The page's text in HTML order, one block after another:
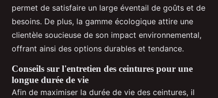
permet de satisfaire un large éventail de goûts et de
besoins. De plus, la gamme écologique attire une
clientèle soucieuse de son impact environnemental,
offrant ainsi des options durables et tendance.
Conseils sur l'entretien des ceintures pour une
longue durée de vie
Afin de maximiser la durée de vie des ceintures, il